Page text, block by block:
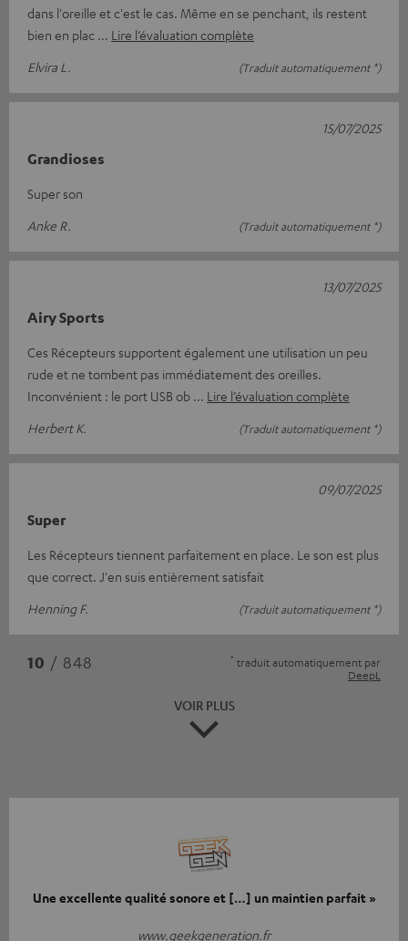
dans l'oreille et c'est le cas. Même en se penchant, ils restent
bien en plac
Lire l’évaluation complète
Elvira L.
(Traduit automatiquement *)
Grandioses
Super son
Anke R.
(Traduit automatiquement *)
15/07/2025
Airy Sports
Ces Récepteurs supportent également une utilisation un peu
rude et ne tombent pas immédiatement des oreilles.
Inconvénient : le port USB ob
Lire l’évaluation complète
Herbert K.
(Traduit automatiquement *)
13/07/2025
Super
Les Récepteurs tiennent parfaitement en place. Le son est plus
que correct. J'en suis entièrement satisfait
Henning F.
(Traduit automatiquement *)
09/07/2025
10 / 848 * traduit automatiquement par
DeepL
VOIR PLUS
Une excellente qualité sonore et […] un maintien parfait »
www.geekgeneration.fr